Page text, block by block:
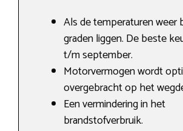
Als de temperaturen weer
graden liggen. De beste
t/m september.
Motorvermogen wordt
overgebracht op het
Een vermindering in het
brandstofverbruik.